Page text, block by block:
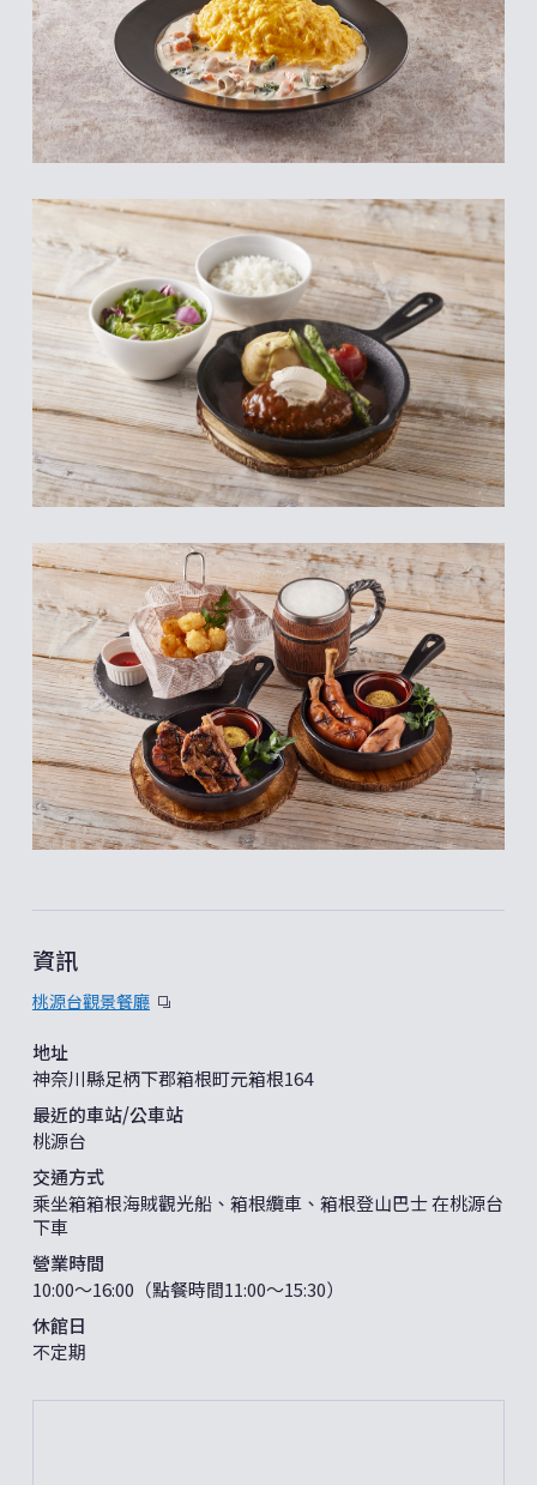
資訊
桃源台觀景餐廳
地址
神奈川縣足柄下郡箱根町元箱根164
最近的車站/公車站
桃源台
交通方式
乘坐箱箱根海賊觀光船、箱根纜車、箱根登山巴士 在桃源台
下車
營業時間
10:00～16:00（點餐時間11:00～15:30）
休館日
不定期